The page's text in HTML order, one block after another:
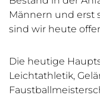
Männern und erst
sind wir heute
Die heutige
Leichtathletik,